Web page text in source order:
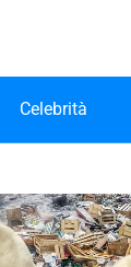
Celebrità